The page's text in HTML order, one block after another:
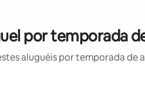
por temporada
aluguéis por temporada